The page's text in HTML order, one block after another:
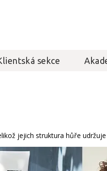
sekce
jejich struktura hůře udržuje